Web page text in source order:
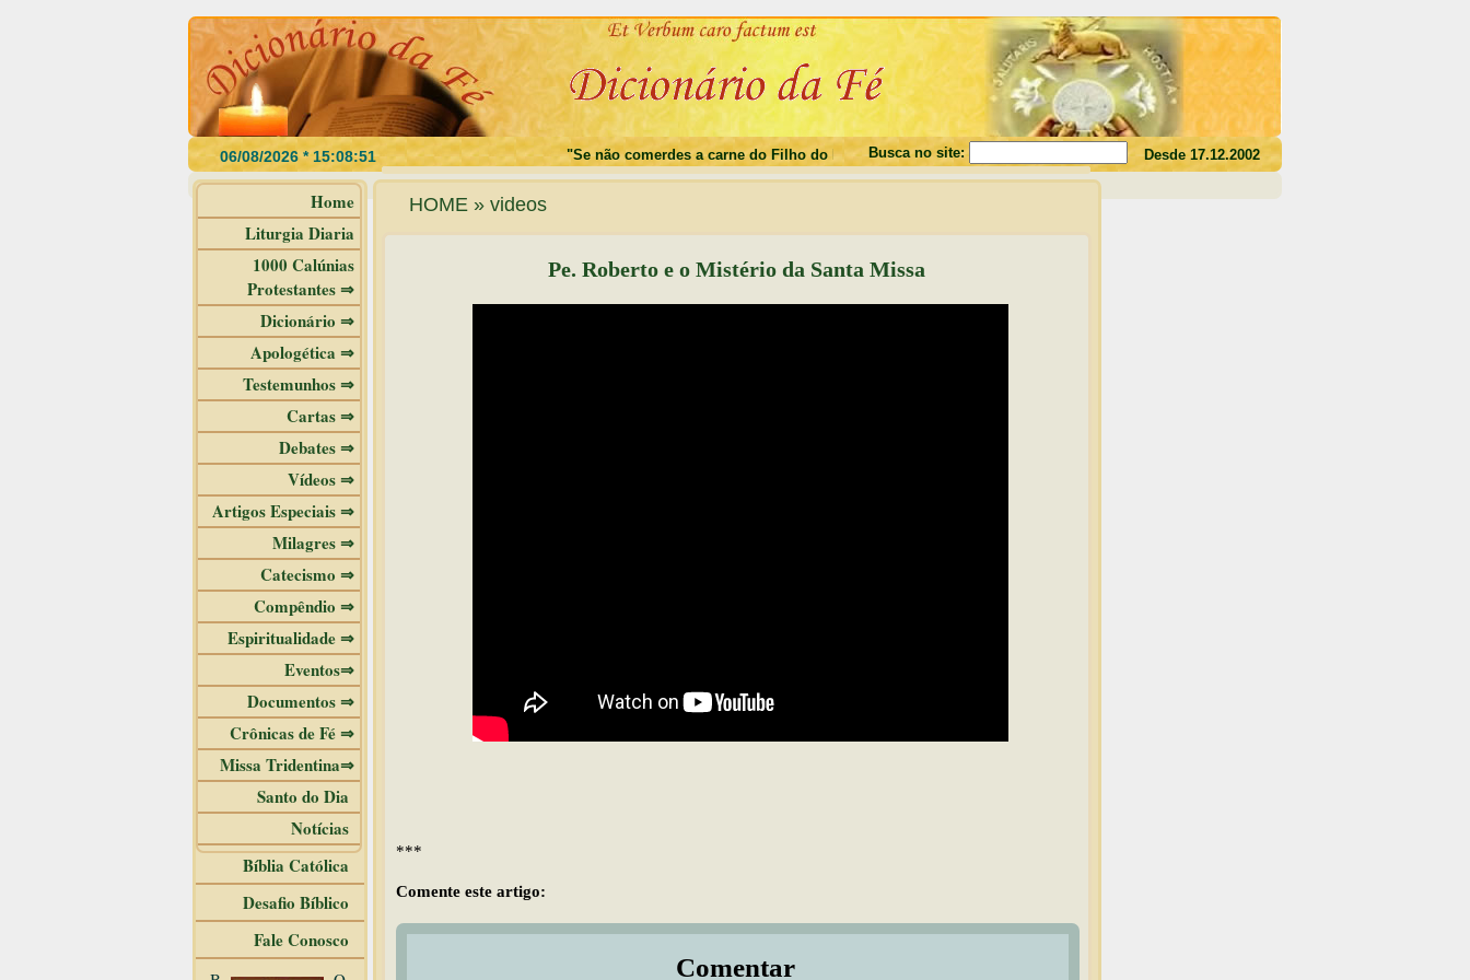
"Se não comerdes a carne do Filho do Homem, e não beberdes o seu sangue, não tereis a vida em vós"(Jo 6,53)
Busca no site: Desde 17.12.2002
Home
Liturgia Diaria
1000 Calúnias
Protestantes ⇒
Dicionário ⇒
Apologética ⇒
Testemunhos ⇒
Cartas ⇒
Debates ⇒
Vídeos ⇒
Artigos Especiais ⇒
Milagres ⇒
Catecismo ⇒
Compêndio ⇒
Espiritualidade ⇒
Eventos⇒
Documentos ⇒
Crônicas de Fé ⇒
Missa Tridentina⇒
Santo do Dia
Notícias
Bíblia Católica
Desafio Bíblico
Fale Conosco
HOME » videos
Pe. Roberto e o Mistério da Santa Missa
***
Comente este artigo:
Comentar